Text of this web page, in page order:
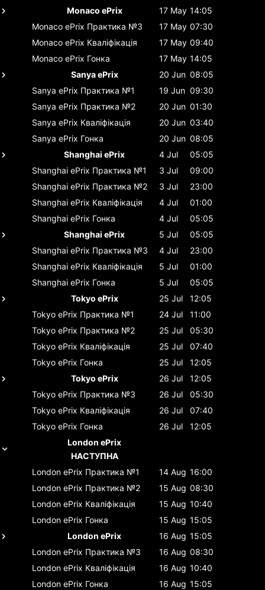
Monaco ePrix
17 May 14:05
Monaco ePrix Практика №3 17 May 07:30
Monaco ePrix Кваліфікація 17 May 09:40
Monaco ePrix Гонка 17 May 14:05
Sanya ePrix
20 Jun 08:05
Sanya ePrix Практика №1 19 Jun 09:30
Sanya ePrix Практика №2 20 Jun 01:30
Sanya ePrix Кваліфікація 20 Jun 03:40
Sanya ePrix Гонка 20 Jun 08:05
Shanghai ePrix
4 Jul
05:05
Shanghai ePrix Практика №1 3 Jul
09:00
Shanghai ePrix Практика №2 3 Jul
23:00
Shanghai ePrix Кваліфікація 4 Jul
01:00
Shanghai ePrix Гонка 4 Jul
05:05
Shanghai ePrix
5 Jul
05:05
Shanghai ePrix Практика №3 4 Jul
23:00
Shanghai ePrix Кваліфікація 5 Jul
01:00
Shanghai ePrix Гонка 5 Jul
05:05
Tokyo ePrix
25 Jul
12:05
Tokyo ePrix Практика №1 24 Jul
11:00
Tokyo ePrix Практика №2 25 Jul
05:30
Tokyo ePrix Кваліфікація 25 Jul
07:40
Tokyo ePrix Гонка 25 Jul
12:05
Tokyo ePrix
26 Jul
12:05
Tokyo ePrix Практика №3 26 Jul
05:30
Tokyo ePrix Кваліфікація 26 Jul
07:40
Tokyo ePrix Гонка 26 Jul
12:05
London ePrix
НАСТУПНА
London ePrix Практика №1 14 Aug 16:00
London ePrix Практика №2 15 Aug 08:30
London ePrix Кваліфікація 15 Aug 10:40
London ePrix Гонка 15 Aug 15:05
London ePrix
16 Aug 15:05
London ePrix Практика №3 16 Aug 08:30
London ePrix Кваліфікація 16 Aug 10:40
London ePrix Гонка 16 Aug 15:05